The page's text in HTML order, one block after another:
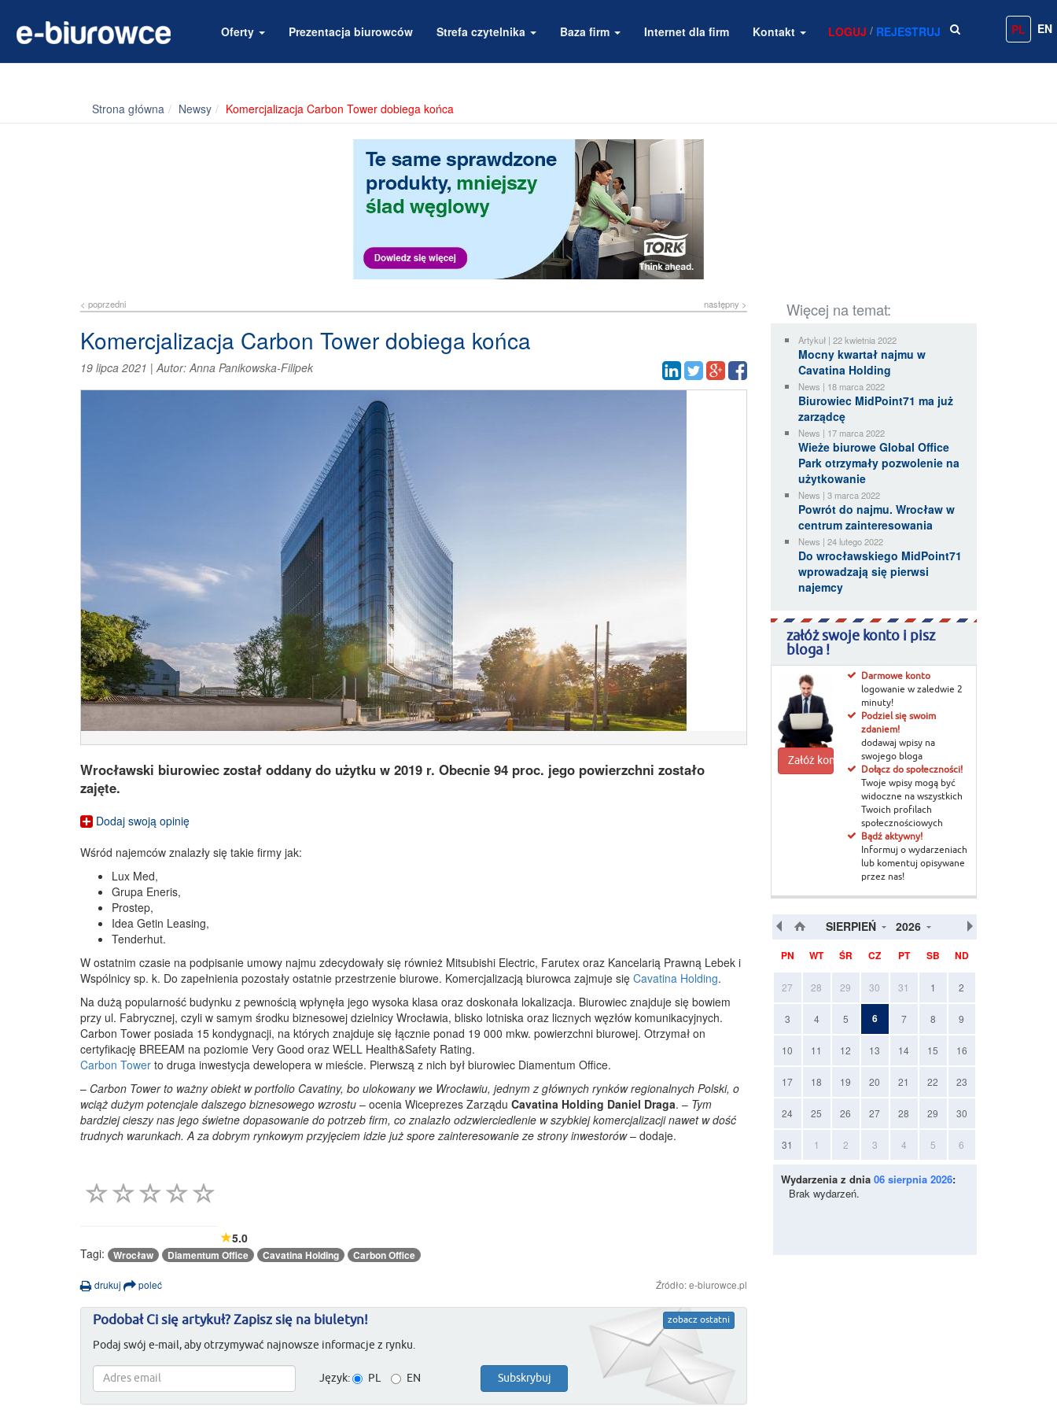
Oferty Prezentacja biurowców Strefa czytelnika Baza firm Internet dla firm Kontakt LOGUJ / REJESTRUJ PL EN
Strona główna Newsy Komercjalizacja Carbon Tower dobiega końca
< poprzedni następny >
Komercjalizacja Carbon Tower dobiega końca
19 lipca 2021 |Autor:Anna Panikowska-Filipek
Wrocławski biurowiec został oddany do użytku w 2019 r. Obecnie 94 proc. jego powierzchni zostało
zajęte.
Dodaj swoją opinię
Wśród najemców znalazły się takie firmy jak:
Lux Med,
Grupa Eneris,
Prostep,
Idea Getin Leasing,
Tenderhut.
W ostatnim czasie na podpisanie umowy najmu zdecydowały się również Mitsubishi Electric, Farutex oraz Kancelarią Prawną Lebek i
Wspólnicy sp. k. Do zapełnienia pozostały ostatnie przestrzenie biurowe. Komercjalizacją biurowca zajmuje się Cavatina Holding.
Na dużą popularność budynku z pewnością wpłynęła jego wysoka klasa oraz doskonała lokalizacja. Biurowiec znajduje się bowiem
przy ul. Fabrycznej, czyli w samym środku biznesowej dzielnicy Wrocławia, blisko lotniska oraz licznych węzłów komunikacyjnych.
Carbon Tower posiada 15 kondygnacji, na których znajduje się łącznie ponad 19 000 mkw. powierzchni biurowej. Otrzymał on
certyfikację BREEAM na poziomie Very Good oraz WELL Health&Safety Rating.
Carbon Tower to druga inwestycja dewelopera w mieście. Pierwszą z nich był biurowiec Diamentum Office.
– Carbon Tower to ważny obiekt w portfolio Cavatiny, bo ulokowany we Wrocławiu, jednym z głównych rynków regionalnych Polski, o
wciąż dużym potencjale dalszego biznesowego wzrostu – ocenia Wiceprezes Zarządu Cavatina Holding Daniel Draga. – Tym
bardziej cieszy nas jego świetne dopasowanie do potrzeb firm, co znalazło odzwierciedlenie w szybkiej komercjalizacji nawet w dość
trudnych warunkach. A za dobrym rynkowym przyjęciem idzie już spore zainteresowanie ze strony inwestorów– dodaje.
5.0
Tagi:
Wrocław Diamentum Office Cavatina Holding Carbon Office
drukuj poleć Źródło: e-biurowce.pl
zobacz ostatni
Podobał Ci się artykuł? Zapisz się na biuletyn!
Podaj swój e-mail, aby otrzymywać najnowsze informacje z rynku.
Język: PL EN
Więcej na temat:
Artykuł | 22 kwietnia 2022
Mocny kwartał najmu w
Cavatina Holding
News | 18 marca 2022
Biurowiec MidPoint71 ma już
zarządcę
News | 17 marca 2022
Wieże biurowe Global Office
Park otrzymały pozwolenie na
użytkowanie
News | 3 marca 2022
Powrót do najmu. Wrocław w
centrum zainteresowania
News | 24 lutego 2022
Do wrocławskiego MidPoint71
wprowadzają się pierwsi
najemcy
załóż swoje konto i pisz
bloga !
Załóż konto
Darmowe konto
logowanie w zaledwie 2
minuty!
Podziel się swoim
zdaniem!
dodawaj wpisy na
swojego bloga
Dołącz do społeczności!
Twoje wpisy mogą być
widoczne na wszystkich
Twoich profilach
społecznościowych
Bądź aktywny!
Informuj o wydarzeniach
lub komentuj opisywane
przez nas!
SIERPIEŃ 2026
PN WT ŚR CZ PT SB ND
27 28 29 30 31 1 2
3 4 5 6 7 8 9
10 11 12 13 14 15 16
17 18 19 20 21 22 23
24 25 26 27 28 29 30
31 1 2 3 4 5 6
Wydarzenia z dnia 06 sierpnia 2026:
Brak wydarzeń.